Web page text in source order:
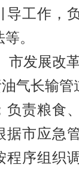
导工作，
。
市发展改
气长输管
负责粮食
据市应急
程序组织